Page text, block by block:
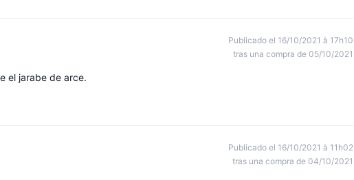
Publicado el 16/10/2021 à 17h10
tras una compra de 05/10/2021
el jarabe de arce.
Publicado el 16/10/2021 à 11h02
tras una compra de 04/10/2021